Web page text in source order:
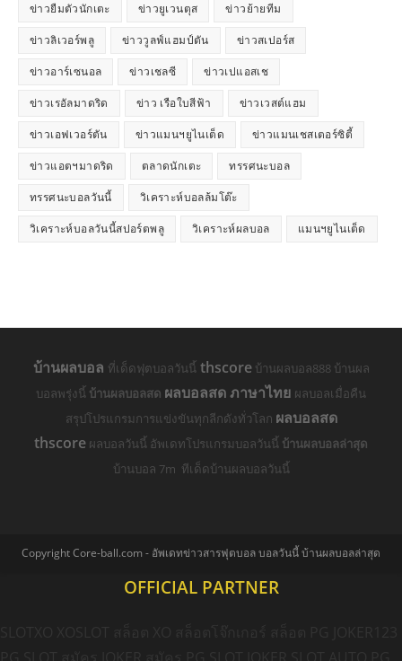
ข่าวยืมตัวนักเตะ ข่าวยูเวนตุส ข่าวย้ายทีม
ข่าวลิเวอร์พลู ข่าววูลฟ์แฮมป์ตัน ข่าวสเปอร์ส
ข่าวอาร์เซนอล ข่าวเชลซี ข่าวเปแอสเช
ข่าวเรอัลมาดริด ข่าว เรือใบสีฟ้า ข่าวเวสต์แฮม
ข่าวเอฟเวอร์ตัน ข่าวแมนฯยูไนเต็ด ข่าวแมนเชสเตอร์ซิตี้
ข่าวแอตฯมาดริด ตลาดนักเตะ ทรรศนะบอล
ทรรศนะบอลวันนี้ วิเคราะห์บอลล้มโต๊ะ
วิเคราะห์บอลวันนี้สปอร์ตพลู วิเคราะห์ผลบอล แมนฯยูไนเต็ด
บ้านผลบอล ที่เด็ดฟุตบอลวันนี้ thscoreบ้านผลบอล888 บ้านผล
บอลพรุ่งนี้ บ้านผลบอลสด ผลบอลสด ภาษาไทย ผลบอลเมื่อคืน
สรุปโปรแกรมการแข่งขันทุกลีกดังทั่วโลก ผลบอลสด
thscore ผลบอลวันนี้ อัพเดทโปรแกรมบอลวันนี้ บ้านผลบอลล่าสุด
บ้านบอล 7m ทีเด็ดบ้านผลบอลวันนี้
Copyright Core-ball.com - อัพเดทข่าวสารฟุตบอล บอลวันนี้ บ้านผลบอลล่าสุด
OFFICIAL PARTNER